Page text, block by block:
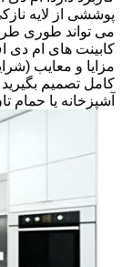
می تواند طوری
مزایا و معایب
کامل تصمیم
آشپزخانه یا حمام